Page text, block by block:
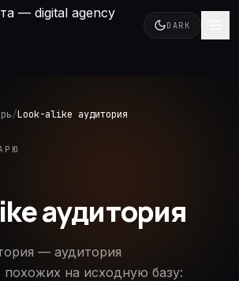
DARK
/Look-alike аудитория
аудитория
— аудитория
похожих на исходную базу: